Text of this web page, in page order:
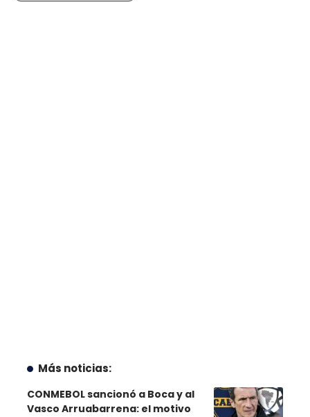
Más noticias:
CONMEBOL sancionó a Boca y al
Vasco Arruabarrena: el motivo